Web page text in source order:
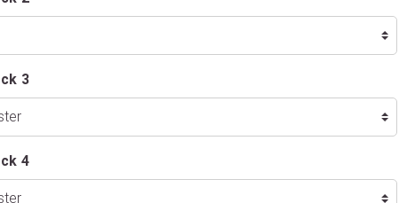
3
4